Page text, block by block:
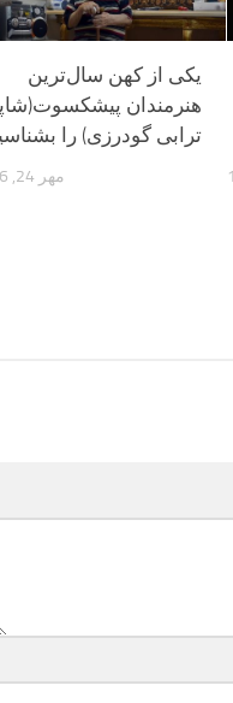
یکی از کهن سال‌ترین
هنرمندان
ترابی گودرزی) را
مهر 24, 1396